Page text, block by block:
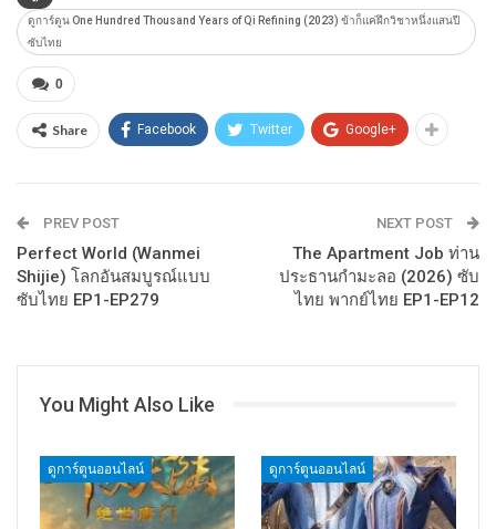
ดูการ์ตูน One Hundred Thousand Years of Qi Refining (2023) ข้าก็แค่ฝึกวิชาหนึ่งแสนปี
ซับไทย
0
Share Facebook Twitter Google+
PREV POST
Perfect World (Wanmei
Shijie) โลกอันสมบูรณ์แบบ
ซับไทย EP1-EP279
NEXT POST
The Apartment Job ท่าน
ประธานกำมะลอ (2026) ซับ
ไทย พากย์ไทย EP1-EP12
You Might Also Like
ดูการ์ตูนออนไลน์ ดูการ์ตูนออนไลน์